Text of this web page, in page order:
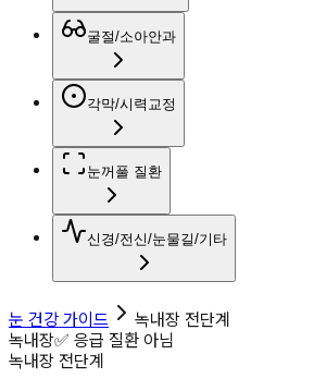
굴절/소아안과
각막/시력교정
눈꺼풀 질환
신경/전신/눈물길/기타
눈 건강 가이드
녹내장 전단계
녹내장✅ 응급 질환 아님
녹내장 전단계